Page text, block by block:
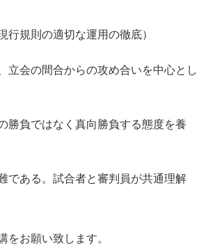
行規則の適切な運用の徹底）
会の間合からの攻め合いを中心とし
負ではなく真向勝負する態度を養
ある。試合者と審判員が共通理解
お願い致します。